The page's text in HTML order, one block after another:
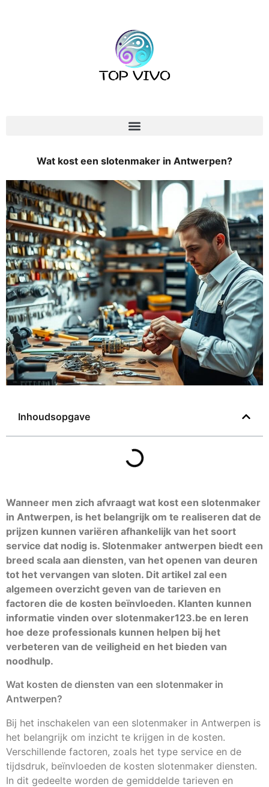
Wat kost een slotenmaker in Antwerpen?
Inhoudsopgave
Wanneer men zich afvraagt wat kost een slotenmaker
in Antwerpen, is het belangrijk om te realiseren dat de
prijzen kunnen variëren afhankelijk van het soort
service dat nodig is. Slotenmaker antwerpen biedt een
breed scala aan diensten, van het openen van deuren
tot het vervangen van sloten. Dit artikel zal een
algemeen overzicht geven van de tarieven en
factoren die de kosten beïnvloeden. Klanten kunnen
informatie vinden over slotenmaker123.be en leren
hoe deze professionals kunnen helpen bij het
verbeteren van de veiligheid en het bieden van
noodhulp.
Wat kosten de diensten van een slotenmaker in
Antwerpen?
Bij het inschakelen van een slotenmaker in Antwerpen is
het belangrijk om inzicht te krijgen in de kosten.
Verschillende factoren, zoals het type service en de
tijdsdruk, beïnvloeden de kosten slotenmaker diensten.
In dit gedeelte worden de gemiddelde tarieven en